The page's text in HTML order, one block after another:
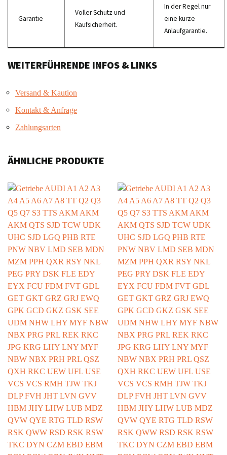
Garantie
Voller Schutz und
Kaufsicherheit.
In der Regel nur
eine kurze
Anlaufgarantie.
WEITERFÜHRENDE INFOS & LINKS
Versand & Kaution
Kontakt & Anfrage
Zahlungsarten
ÄHNLICHE PRODUKTE